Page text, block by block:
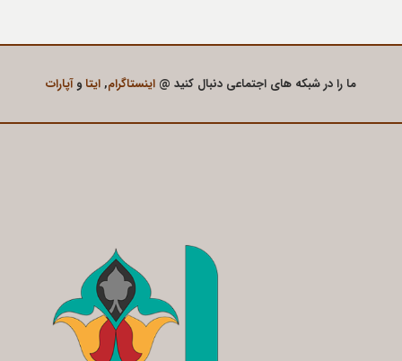
ما را در شبکه های اجتماعی دنبال کنید @ اینستاگرام,ایتاوآپارات